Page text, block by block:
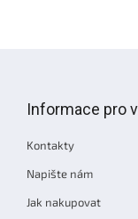
Informace pro
Kontakty
Napište nám
Jak nakupovat